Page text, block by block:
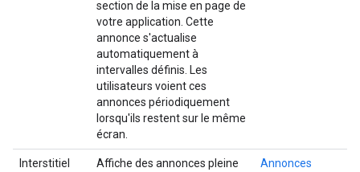
section de la mise en page de
votre application. Cette
annonce s'actualise
automatiquement à
intervalles définis. Les
utilisateurs voient ces
annonces périodiquement
lorsqu'ils restent sur le même
écran.
Interstitiel
Affiche des annonces pleine
Annonces